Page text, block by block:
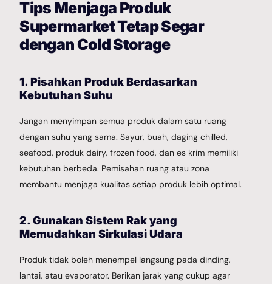
Tips Menjaga Produk
Supermarket Tetap Segar
dengan Cold Storage
1. Pisahkan Produk Berdasarkan
Kebutuhan Suhu
Jangan menyimpan semua produk dalam satu ruang
dengan suhu yang sama. Sayur, buah, daging chilled,
seafood, produk dairy, frozen food, dan es krim memiliki
kebutuhan berbeda. Pemisahan ruang atau zona
membantu menjaga kualitas setiap produk lebih optimal.
2. Gunakan Sistem Rak yang
Memudahkan Sirkulasi Udara
Produk tidak boleh menempel langsung pada dinding,
lantai, atau evaporator. Berikan jarak yang cukup agar